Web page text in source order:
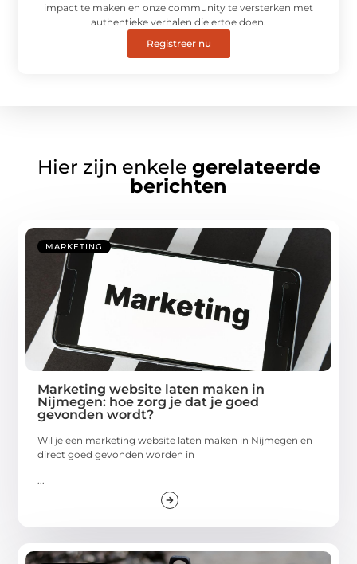
impact te maken en onze community te versterken met
authentieke verhalen die ertoe doen.
Registreer nu
Hier zijn enkele gerelateerde
berichten
MARKETING
Marketing website laten maken in
Nijmegen: hoe zorg je dat je goed
gevonden wordt?
Wil je een marketing website laten maken in Nijmegen en
direct goed gevonden worden in
...